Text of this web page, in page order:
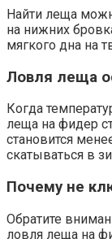
Найти леща
на нижних
мягкого дна на
Ловля леща
Когда
леща на фидер
становится
скатываться в
Почему не
Обратите
ловля леща на